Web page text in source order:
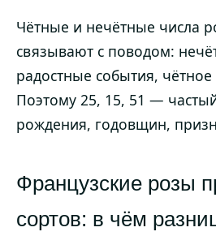
Чётные и нечётные числа
связывают с поводом:
радостные события,
Поэтому 25, 15, 51 —
рождения, годовщин,
Французские розы
сортов: в чём